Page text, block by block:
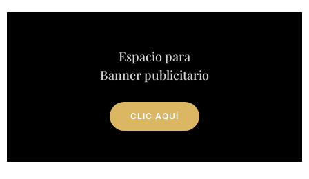
Espacio para
Banner publicitario
CLIC AQUÍ